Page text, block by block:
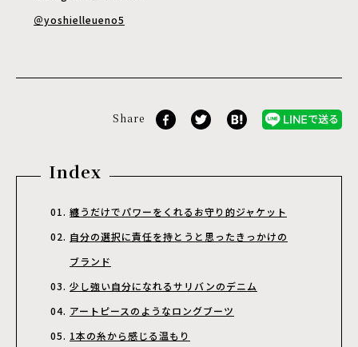
＠yoshielleueno5
Share
Index
纏うだけでパワーをくれるお守り的ジャケット
自分の選択に責任を持とうと思ったきっかけの
ブランド
少し強い自分になれるサリバンのデニム
アートピースのようなロングブーツ
1本の糸から感じる温もり